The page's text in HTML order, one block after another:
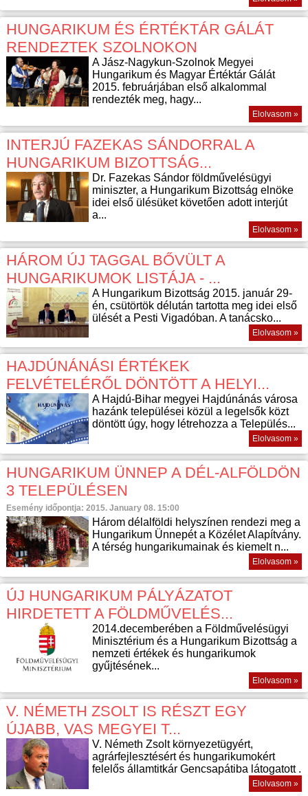
HUNGARIKUM ÉS ÉRTÉKTÁR GÁLÁT
RENDEZTEK SZOLNOKON
A Jász-Nagykun-Szolnok Megyei
Hungarikum és Magyar Értéktár Gálát
2015. februárjában első alkalommal
rendezték meg, hagy...
Elolvasom »
INTERJÚ FAZEKAS SÁNDORRAL A
HUNGARIKUM BIZOTTSÁG...
Dr. Fazekas Sándor földművelésügyi
miniszter, a Hungarikum Bizottság elnöke
idei első ülésüket követően adott interjút
a...
Elolvasom »
HÁROM ÚJ TAGGAL BŐVÜLT A
HUNGARIKUMOK LISTÁJA - ...
A Hungarikum Bizottság 2015. január 29-
én, csütörtök délután tartotta meg idei első
ülését a Pesti Vigadóban. A tanácsko...
Elolvasom »
HAJDÚNÁNÁSI ÉRTÉKEK
FELVÉTELÉRŐL DÖNTÖTT A HELYI...
A Hajdú-Bihar megyei Hajdúnánás városa
hazánk települései közül a legelsők közt
döntött úgy, hogy létrehozza a Település...
Elolvasom »
HUNGARIKUM ÜNNEP A DÉL-ALFÖLDÖN
3 TELEPÜLÉSEN
Esemény időpontja: 2015. January 08. 15:00
Három délalföldi helyszínen rendezi meg a
Hungarikum Ünnepét a Közélet Alapítvány.
A térség hungarikumainak és kiemelt n...
Elolvasom »
ÚJ HUNGARIKUM PÁLYÁZATOT
HIRDETETT A FÖLDMŰVELÉS...
2014.decemberében a Földművelésügyi
Minisztérium és a Hungarikum Bizottság a
nemzeti értékek és hungarikumok
gyűjtésének...
Elolvasom »
V. NÉMETH ZSOLT IS RÉSZT EGY
ÚJABB, VAS MEGYEI T...
V. Németh Zsolt környezetügyért,
agrárfejlesztésért és hungarikumokért
felelős államtitkár Gencsapátiba látogatott .
Elolvasom »